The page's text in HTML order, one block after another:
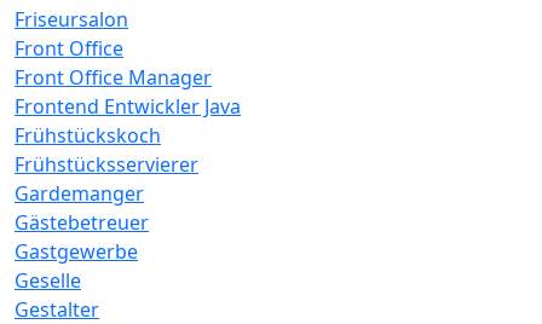
Friseursalon
Front Office
Front Office Manager
Frontend Entwickler Java
Frühstückskoch
Frühstücksservierer
Gardemanger
Gästebetreuer
Gastgewerbe
Geselle
Gestalter